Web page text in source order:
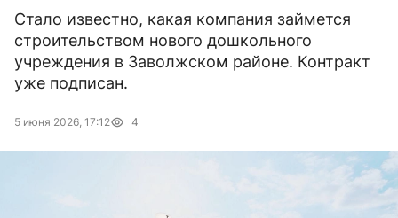
Стало известно, какая компания займется
строительством нового дошкольного
учреждения в Заволжском районе. Контракт
уже подписан.
5 июня 2026, 17:12 4